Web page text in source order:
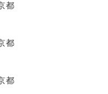
都
都
都